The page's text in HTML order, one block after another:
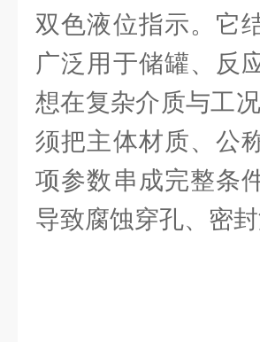
双色液位指示。它
广泛用于储罐、反
想在复杂介质与工
须把主体材质、公
项参数串成完整条
导致腐蚀穿孔、密